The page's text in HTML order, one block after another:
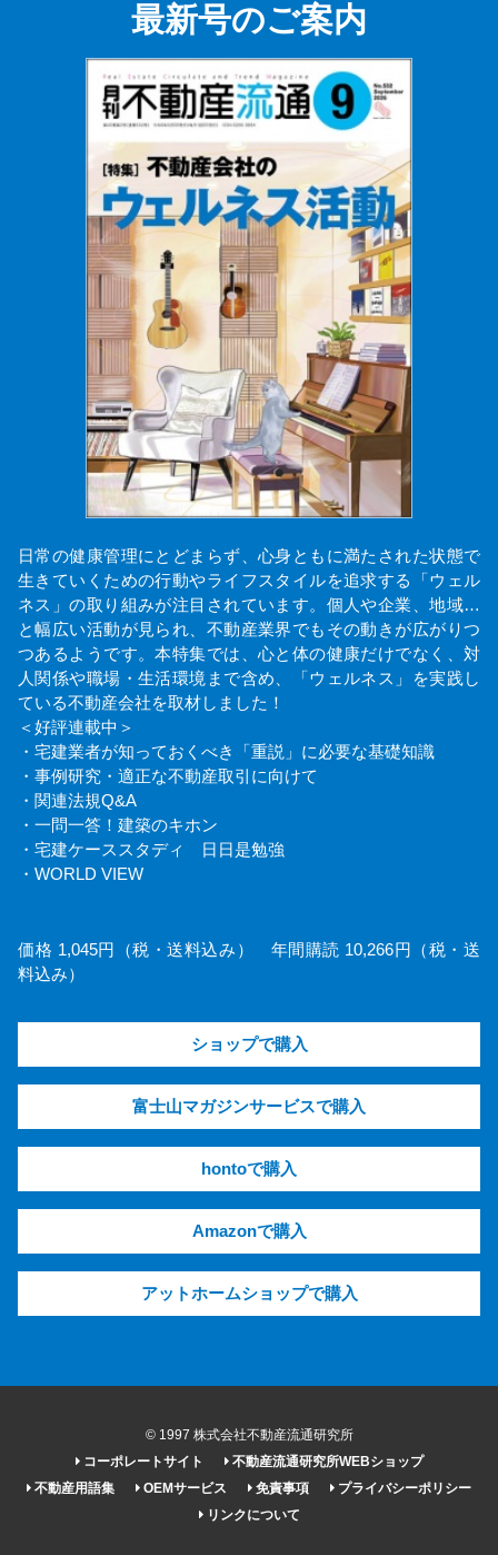
最新号のご案内
日常の健康管理にとどまらず、心身ともに満たされた状態で
生きていくための行動やライフスタイルを追求する「ウェル
ネス」の取り組みが注目されています。個人や企業、地域…
と幅広い活動が見られ、不動産業界でもその動きが広がりつ
つあるようです。本特集では、心と体の健康だけでなく、対
人関係や職場・生活環境まで含め、「ウェルネス」を実践し
ている不動産会社を取材しました！
＜好評連載中＞
・宅建業者が知っておくべき「重説」に必要な基礎知識
・事例研究・適正な不動産取引に向けて
・関連法規Q&A
・一問一答！建築のキホン
・宅建ケーススタディ 日日是勉強
・WORLD VIEW
価格 1,045円（税・送料込み） 年間購読 10,266円（税・送
料込み）
ショップで購入
富士山マガジンサービスで購入
hontoで購入
Amazonで購入
アットホームショップで購入
© 1997 株式会社不動産流通研究所
コーポレートサイト
不動産流通研究所WEBショップ
不動産用語集
OEMサービス 免責事項
プライバシーポリシー
リンクについて